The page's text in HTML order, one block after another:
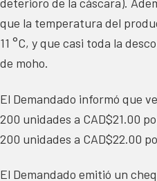
que la temperatura del
11 °C, y que casi toda la
de moho.
El Demandado informó que
200 unidades a CAD$21.00
200 unidades a CAD$22.00
El Demandado emitió un